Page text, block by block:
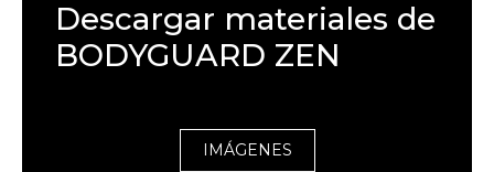
Descargar materiales de
BODYGUARD ZEN
IMÁGENES